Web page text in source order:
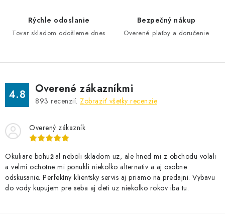
Rýchle odoslanie
Tovar skladom odošleme dnes
Bezpečný nákup
Overené platby a doručenie
4.8 Overené zákazníkmi
893 recenzií. Zobraziť všetky recenzie
Overený zákazník
Okuliare bohužial neboli skladom uz, ale hned mi z obchodu volali
a velmi ochotne mi ponukli niekolko alternativ a aj osobne
odskusanie. Perfektny klientsky servis aj priamo na predajni. Vybavu
do vody kupujem pre seba aj deti uz niekolko rokov iba tu.